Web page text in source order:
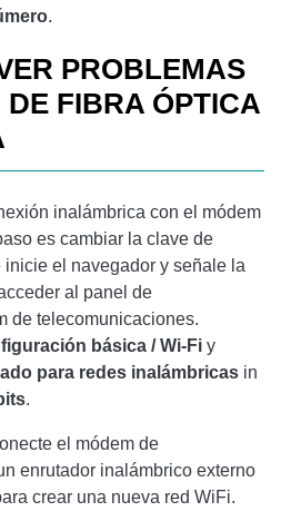
.
PROBLEMAS
DE FIBRA ÓPTICA
inalámbrica con el módem
es cambiar la clave de
el navegador y señale la
al panel de
de telecomunicaciones.
básica / Wi-Fi y
para redes inalámbricas in
.
el módem de
enrutador inalámbrico externo
crear una nueva red WiFi.